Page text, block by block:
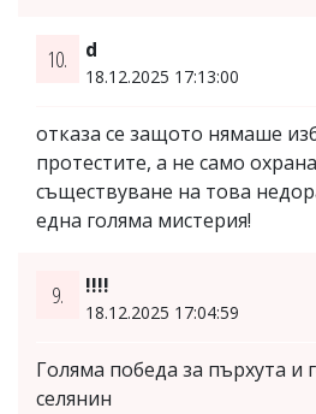
10. d
18.12.2025 17:13:00
отказа се защото нямаше
протестите, а не само
съществуване на това
една голяма мистерия!
9. !!!!
18.12.2025 17:04:59
Голяма победа за пърхута и
селянин